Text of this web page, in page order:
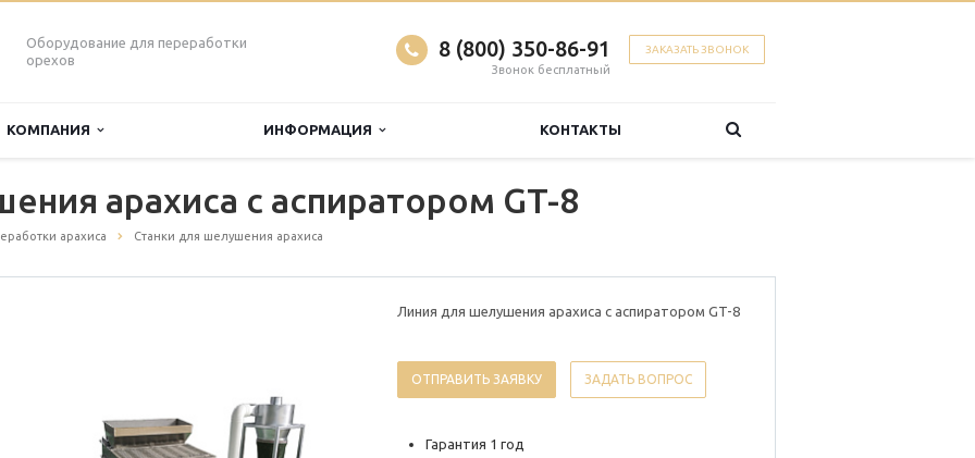
Оборудование для переработки
орехов
ЗАКАЗАТЬ ЗВОНОК
8 (800) 350-86-91
Звонок бесплатный
КОМПАНИЯ ИНФОРМАЦИЯ КОНТАКТЫ
арахиса с аспиратором GT-8
арахиса Станки для шелушения арахиса
Линия для шелушения арахиса с аспиратором GT-8
ОТПРАВИТЬ ЗАЯВКУ ЗАДАТЬ ВОПРОС
Гарантия 1 год